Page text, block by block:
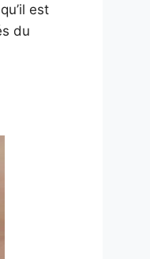
est
du